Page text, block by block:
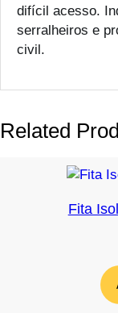
difícil acesso.
serralheiros e
civil.
Related
Fita